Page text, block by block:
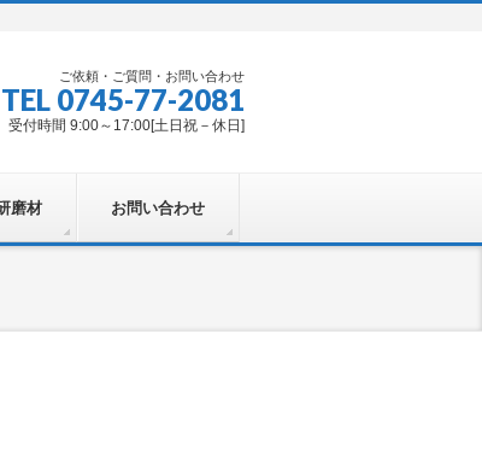
ご依頼・ご質問・お問い合わせ
TEL 0745-77-2081
受付時間 9:00～17:00[土日祝－休日]
磨材 お問い合わせ